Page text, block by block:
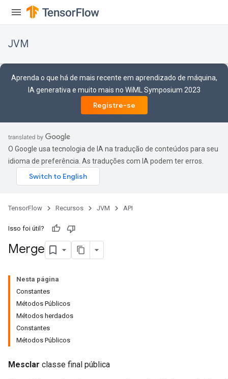
JVM
Aprenda o que há de mais recente em aprendizado de máquina,
IA generativa e muito mais no WiML Symposium 2023
Registre-se
O Google usa tecnologia de IA na tradução de conteúdos para seu
idioma de preferência. As traduções com IA podem ter erros.
TensorFlow Recursos JVM API
Isso foi útil?
Merge
Nesta página
Constantes
Métodos Públicos
Métodos herdados
Constantes
Métodos Públicos
Mesclar classe final pública